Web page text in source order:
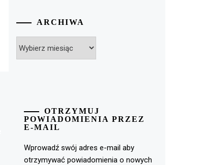
ARCHIWA
OTRZYMUJ
POWIADOMIENIA PRZEZ
E-MAIL
Wprowadź swój adres e-mail aby
otrzymywać powiadomienia o nowych